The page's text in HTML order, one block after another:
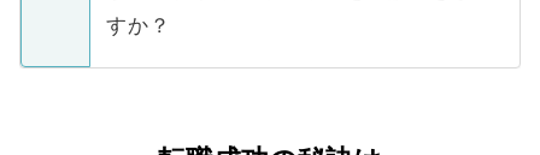
ています。
ご本人のキャリアアップおよび転職活動の
支援を目的に使用いたします。お預かりし
ているすべての個人データはご本人の許可
すか？
かがいして、現在の医療機関の状況や紹介